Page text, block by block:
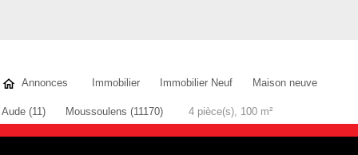
Annonces Immobilier Immobilier Neuf Maison neuve
Aude (11) Moussoulens (11170) 4 pièce(s), 100 m²